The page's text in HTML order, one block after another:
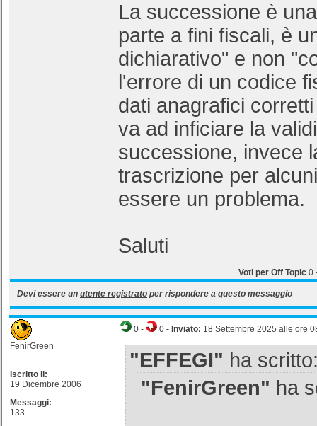
La successione è
parte a fini fiscali, è
dichiarativo" e non
l'errore di un codice
dati anagrafici
va ad inficiare la
successione, invece
trascrizione per
essere un problema.
Saluti
Voti per Off Topic 0
Devi essere un utente registrato per rispondere a questo messaggio
FenirGreen
Iscritto il:
19 Dicembre 2006
Messaggi:
133
0 - 0 - Inviato: 18 Settembre 2025 alle ore
"EFFEGI" ha
"FenirGreen" ha